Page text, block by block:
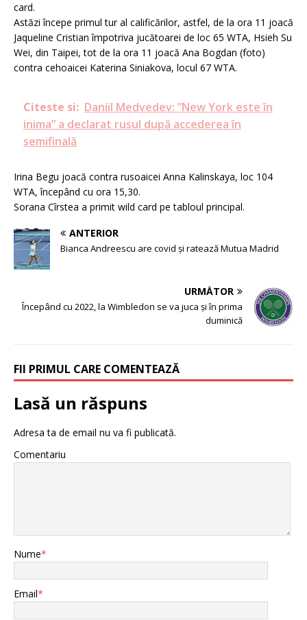
card.
Astăzi începe primul tur al calificărilor, astfel, de la ora 11 joacă
Jaqueline Cristian împotriva jucătoarei de loc 65 WTA, Hsieh Su
Wei, din Taipei, tot de la ora 11 joacă Ana Bogdan (foto)
contra cehoaicei Katerina Siniakova, locul 67 WTA.
Citeste si: Daniil Medvedev: ”New York este în
inima” a declarat rusul după accederea în
semifinală
Irina Begu joacă contra rusoaicei Anna Kalinskaya, loc 104
WTA, începând cu ora 15,30.
Sorana Cîrstea a primit wild card pe tabloul principal.
ANTERIOR
Bianca Andreescu are covid și ratează Mutua Madrid
URMĂTOR
Începând cu 2022, la Wimbledon se va juca şi în prima
duminică
FII PRIMUL CARE COMENTEAZĂ
Lasă un răspuns
Adresa ta de email nu va fi publicată.
Comentariu
Nume*
Email*